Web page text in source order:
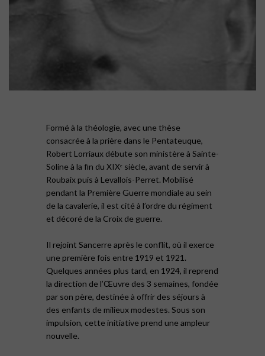
Formé à la théologie, avec une thèse
consacrée à la prière dans le Pentateuque,
Robert Lorriaux débute son ministère à Sainte-
Soline à la fin du XIXᵉ siècle, avant de servir à
Roubaix puis à Levallois-Perret. Mobilisé
pendant la Première Guerre mondiale au sein
de la cavalerie, il est cité à l’ordre du régiment
et décoré de la Croix de guerre.
Il rejoint Sancerre après le conflit, où il exerce
une première fois entre 1919 et 1921.
Quelques années plus tard, en 1924, il reprend
la direction de l’Œuvre des 3 semaines, fondée
par son père, destinée à offrir des séjours à
des enfants de milieux modestes. Sous son
impulsion, cette initiative prend une ampleur
nouvelle.